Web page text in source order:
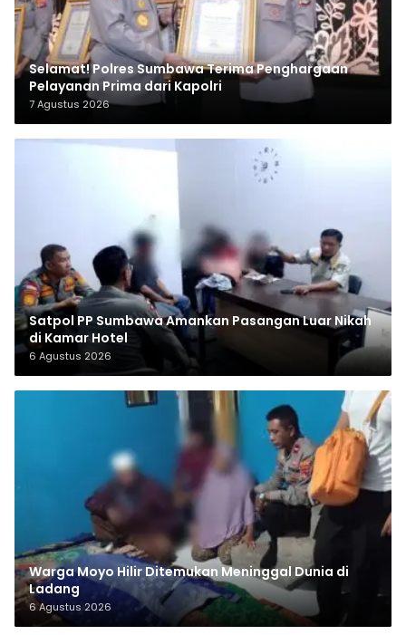
Selamat! Polres Sumbawa Terima Penghargaan
Pelayanan Prima dari Kapolri
7 Agustus 2026
Satpol PP Sumbawa Amankan Pasangan Luar Nikah
di Kamar Hotel
6 Agustus 2026
Warga Moyo Hilir Ditemukan Meninggal Dunia di
Ladang
6 Agustus 2026